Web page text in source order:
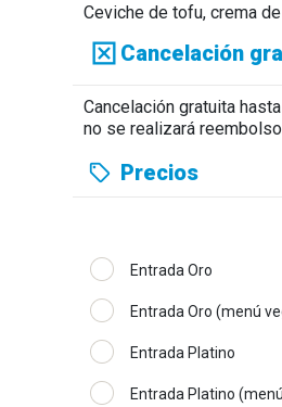
Ceviche de tofu, crema
Vichyssoise de coco
Popieta de calabacín y
Medallones vegetales,
Fruto del pecado (trompe
Cancelación
Cancelación gratuita
no se realizará
Precios
Entrada Oro
Entrada Oro (menú
Entrada Platino
Entrada Platino